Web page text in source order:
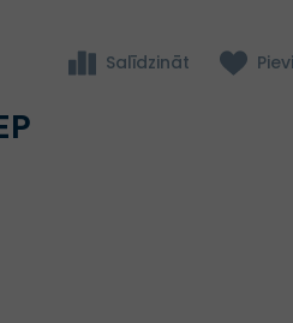
Salīdzināt